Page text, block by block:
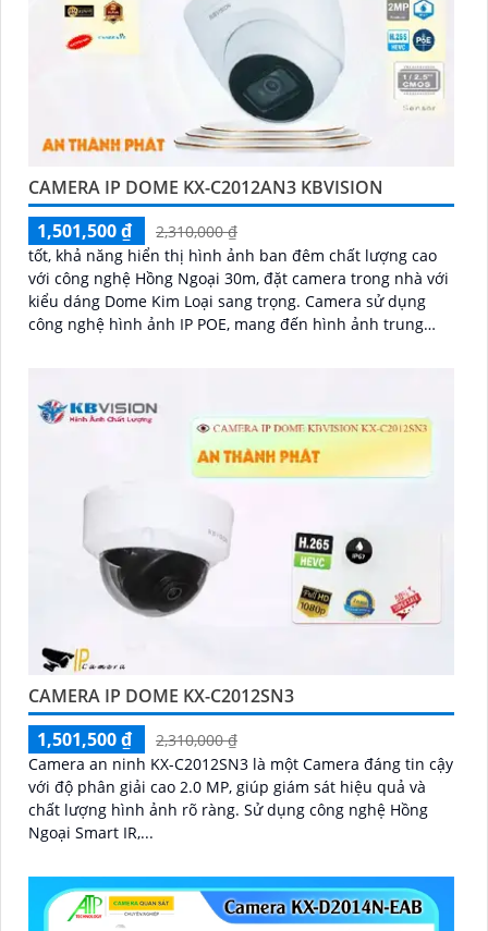
CAMERA IP DOME KX-C2012AN3 KBVISION
1,501,500 ₫
2,310,000 ₫
tốt, khả năng hiển thị hình ảnh ban đêm chất lượng cao
với công nghệ Hồng Ngoại 30m, đặt camera trong nhà với
kiểu dáng Dome Kim Loại sang trọng. Camera sử dụng
công nghệ hình ảnh IP POE, mang đến hình ảnh trung
CAMERA IP DOME KX-C2012SN3
1,501,500 ₫
2,310,000 ₫
Camera an ninh KX-C2012SN3 là một Camera đáng tin cậy
với độ phân giải cao 2.0 MP, giúp giám sát hiệu quả và
chất lượng hình ảnh rõ ràng. Sử dụng công nghệ Hồng
Ngoại Smart IR,...